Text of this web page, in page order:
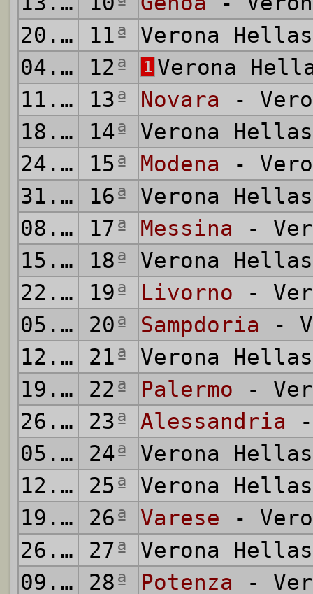
20.11.1966
11ª
Verona
04.12.1966
12ª 1 Verona
11.12.1966
13ª Novara -
18.12.1966
14ª
Verona
24.12.1966
15ª Modena -
31.12.1966
16ª
Verona
08.01.1967
17ª Messina -
15.01.1967
18ª
Verona
22.01.1967
19ª Livorno -
05.02.1967
20ª Sampdoria -
12.02.1967
21ª
Verona
19.02.1967
22ª Palermo -
26.02.1967
23ª Alessandria
05.03.1967
24ª
Verona
12.03.1967
25ª
Verona
19.03.1967
26ª Varese -
26.03.1967
27ª
Verona
09.04.1967
28ª Potenza -